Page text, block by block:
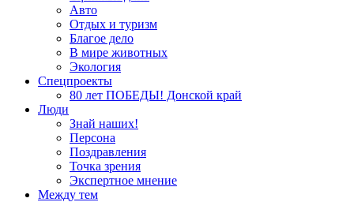
Авто
Отдых и туризм
Благое дело
В мире животных
Экология
Спецпроекты
80 лет ПОБЕДЫ! Донской край
Люди
Знай наших!
Персона
Поздравления
Точка зрения
Экспертное мнение
Между тем